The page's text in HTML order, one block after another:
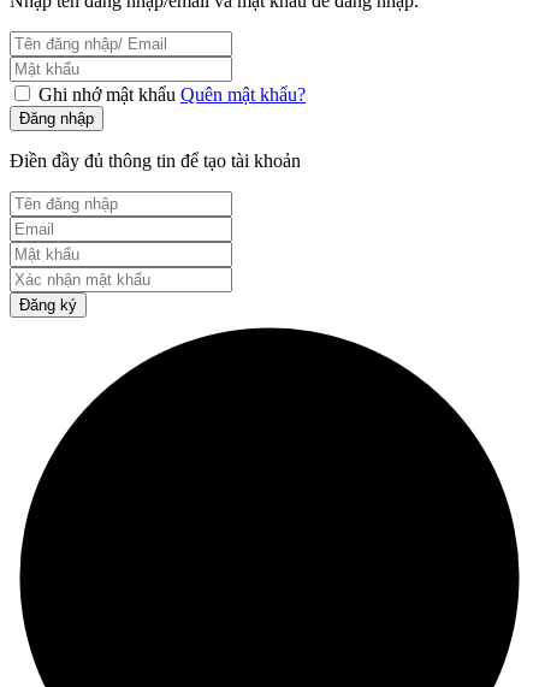
Ghi nhớ mật khẩu Quên mật khẩu?
Đăng nhập
Điền đầy đủ thông tin để tạo tài khoản
Đăng ký